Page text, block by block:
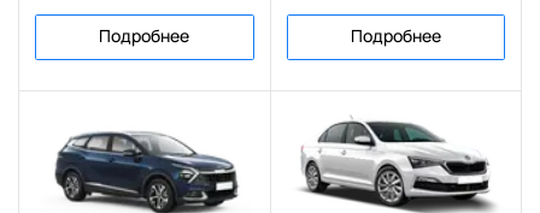
Подробнее Подробнее